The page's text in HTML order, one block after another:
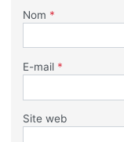
Nom *
E-mail *
Site web